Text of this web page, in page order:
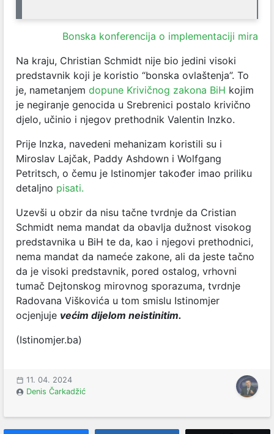
Bonska konferencija o implementaciji mira
Na kraju, Christian Schmidt nije bio jedini visoki
predstavnik koji je koristio “bonska ovlaštenja”. To
je, nametanjem dopune Krivičnog zakona BiH kojim
je negiranje genocida u Srebrenici postalo krivično
djelo, učinio i njegov prethodnik Valentin Inzko.
Prije Inzka, navedeni mehanizam koristili su i
Miroslav Lajčak, Paddy Ashdown i Wolfgang
Petritsch, o čemu je Istinomjer također imao priliku
detaljno pisati.
Uzevši u obzir da nisu tačne tvrdnje da Cristian
Schmidt nema mandat da obavlja dužnost visokog
predstavnika u BiH te da, kao i njegovi prethodnici,
nema mandat da nameće zakone, ali da jeste tačno
da je visoki predstavnik, pored ostalog, vrhovni
tumač Dejtonskog mirovnog sporazuma, tvrdnje
Radovana Viškovića u tom smislu Istinomjer
ocjenjuje većim dijelom neistinitim.
(Istinomjer.ba)
11. 04. 2024
Denis Čarkadžić